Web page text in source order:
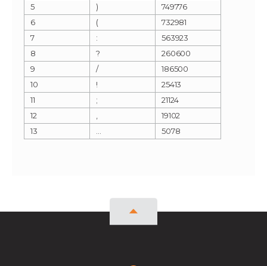
5
)
749776
6
(
732981
7
:
563923
8
?
260600
9
/
186500
10
!
25413
11
;
21124
12
19102
13
5078